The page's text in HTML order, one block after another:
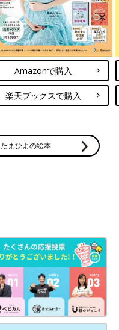
Amazonで購入
楽天ブックスで購入
たまひよの絵本